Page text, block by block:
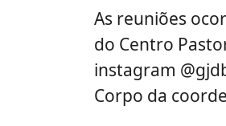
As reuniões
do Centro
instagram
Corpo da